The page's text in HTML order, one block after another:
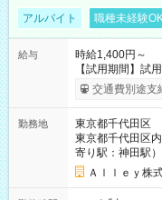
アルバイト 職種未経験
給与
時給1,400円～
【試用期間】試
給与は本採用時
交通費別途支
勤務地
東京都千代田区
東京都千代田区
寄り駅：神田駅）
Ａｌｌｅｙ株